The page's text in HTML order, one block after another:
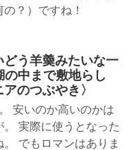
？）ですね！
う羊羮みたいな一
中まで敷地らし
のつぶやき〉
安いのか高いのかは
実際に使うとなった
でもロマンはありま